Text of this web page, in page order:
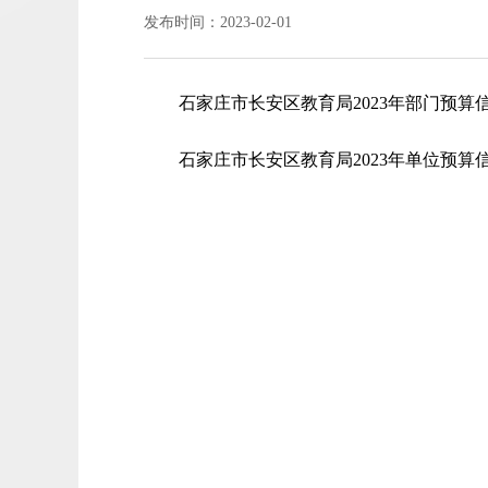
发布时间：2023-02-01
石家庄市长安区教育局2023年部门预算
石家庄市长安区教育局2023年单位预算